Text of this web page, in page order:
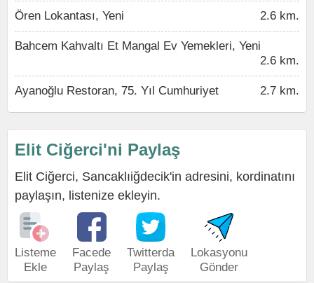
Ören Lokantası, Yeni 2.6 km.
Bahcem Kahvaltı Et Mangal Ev Yemekleri, Yeni
2.6 km.
Ayanoğlu Restoran, 75. Yıl Cumhuriyet 2.7 km.
Elit Ciğerci'ni Paylaş
Elit Ciğerci, Sancaklıiğdecik'in adresini, kordinatını
paylaşın, listenize ekleyin.
Listeme
Ekle
Facede
Paylaş
Twitterda
Paylaş
Lokasyonu
Gönder